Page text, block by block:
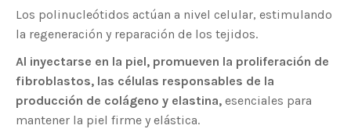
Los polinucleótidos actúan a nivel celular, estimulando
la regeneración y reparación de los tejidos.
Al inyectarse en la piel, promueven la proliferación de
fibroblastos, las células responsables de la
producción de colágeno y elastina, esenciales para
mantener la piel firme y elástica.